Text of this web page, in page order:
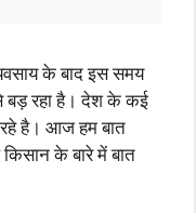
के बाद इस समय
बड़ रहा है। देश के कई
रहे है। आज हम बात
के बारे में बात